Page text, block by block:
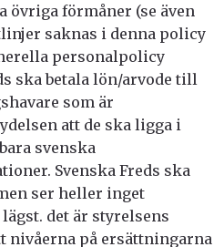
förmåner (se även
saknas i denna policy
personalpolicy
ska betala lön/arvode till
som är
att de ska ligga i
svenska
Svenska Freds ska
ser heller inget
det är styrelsens
nivåerna på ersättningarna